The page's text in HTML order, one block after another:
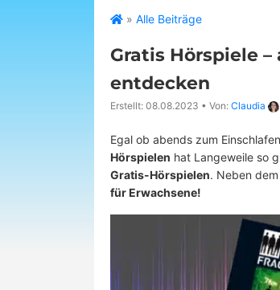
» Alle Beiträge
Gratis Hörspiele
entdecken
Erstellt: 08.08.2023 • Von: Claudia
Egal ob abends zum
Hörspielen hat Langeweile so
Gratis-Hörspielen. Neben
für Erwachsene!